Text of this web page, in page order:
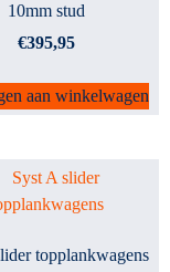
10mm stud
€395,95
aan winkelwagen
topplankwagens